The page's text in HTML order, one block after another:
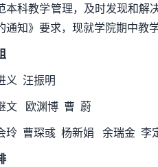
本科教学管理，及时发现和解
通知》要求，现就学院期中教
义 汪振明
文 欧渊博 曹 蔚
玲 曹琛彧 杨新娟 余瑞金 李